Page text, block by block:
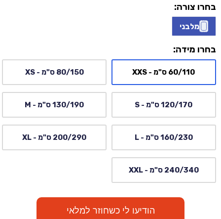
בחרו צורה:
מלבני
בחרו מידה:
60/110 ס"מ - XXS 80/150 ס"מ - XS
120/170 ס"מ - S 130/190 ס"מ - M
160/230 ס"מ - L 200/290 ס"מ - XL
240/340 ס"מ - XXL
הודיעו לי כשחוזר למלאי